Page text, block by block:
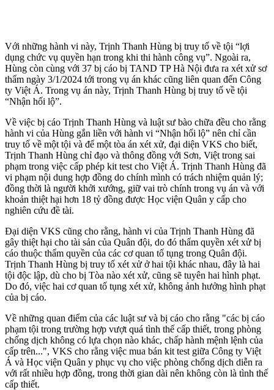
Với những hành vi này, Trịnh Thanh Hùng bị truy tố về tội “lợi
dụng chức vụ quyền hạn trong khi thi hành công vụ”. Ngoài ra,
Hùng còn cùng với 37 bị cáo bị TAND TP Hà Nội đưa ra xét xử sơ
thẩm ngày 3/1/2024 tới trong vụ án khác cũng liên quan đến Công
ty Việt Á. Trong vụ án này, Trịnh Thanh Hùng bị truy tố về tội
“Nhận hối lộ”.
Về việc bị cáo Trịnh Thanh Hùng và luật sư bào chữa đều cho rằng
hành vi của Hùng gắn liền với hành vi “Nhận hối lộ” nên chỉ cần
truy tố về một tội và để một tòa án xét xử, đại diện VKS cho biết,
Trịnh Thanh Hùng chỉ đạo và thông đồng với Sơn, Việt trong sai
phạm trong việc cấp phép kit test cho Việt Á. Trịnh Thanh Hùng đã
vi phạm nội dung hợp đồng do chính mình có trách nhiệm quản lý;
đồng thời là người khởi xướng, giữ vai trò chính trong vụ án và với
khoản thiệt hại hơn 18 tỷ đồng được Học viện Quân y cấp cho
nghiên cứu đề tài.
Đại diện VKS cũng cho rằng, hành vi của Trịnh Thanh Hùng đã
gây thiệt hại cho tài sản của Quân đội, do đó thẩm quyền xét xử bị
cáo thuộc thẩm quyền của các cơ quan tố tụng trong Quân đội.
Trịnh Thanh Hùng bị truy tố xét xử ở hai tội khác nhau, đây là hai
tội độc lập, dù cho bị Tòa nào xét xử, cũng sẽ tuyên hai hình phạt.
Do đó, việc hai cơ quan tố tụng xét xử, không ảnh hưởng hình phạt
của bị cáo.
Về những quan điểm của các luật sư và bị cáo cho rằng "các bị cáo
phạm tội trong trường hợp vượt quá tình thế cấp thiết, trong phòng
chống dịch không có lựa chọn nào khác, chấp hành mệnh lệnh của
cấp trên...", VKS cho rằng việc mua bán kit test giữa Công ty Việt
Á và Học viện Quân y phục vụ cho việc phòng chống dịch diễn ra
với rất nhiều hợp đồng, trong thời gian dài nên không còn là tình thế
cấp thiết.